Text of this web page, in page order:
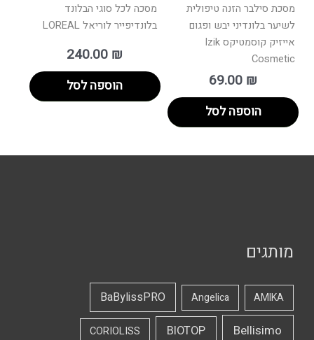
מסכת סילבר הזנה טיפולית
לשיער בלונדיני יבש ופגום
אייזיק קוסמטיקס Izik
Cosmetic
69.00 ₪
הוספה לסל
מסכה לכל סוגי הבלונד
בלונדיפייר לוריאל LOREAL
240.00 ₪
הוספה לסל
מותגים
AMIKA
Angelica
BaBylissPRO
Bellisimo
BIOTOP
CORIOLISS